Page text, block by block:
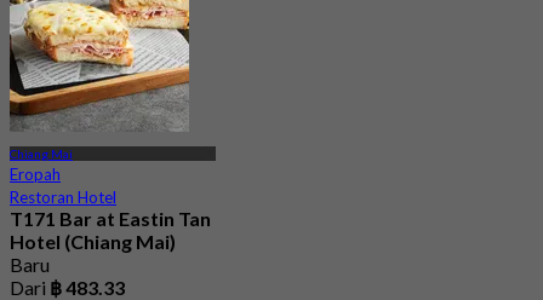
Chiang Mai
Eropah
Restoran Hotel
T171 Bar at Eastin Tan
Hotel (Chiang Mai)
Baru
Dari ฿ 483.33